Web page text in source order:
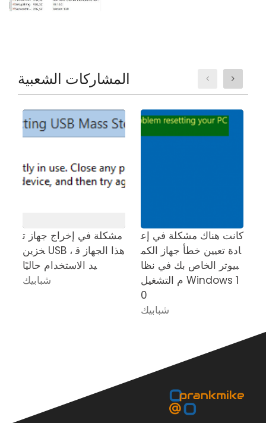
المشاركات الشعبية
مشكلة في إخراج جهاز ت
خزين USB ، هذا الجهاز ق
يد الاستخدام حاليًا
شبابيك
كانت هناك مشكلة في إع
ادة تعيين خطأ جهاز الكم
بيوتر الخاص بك في نظا
م التشغيل Windows 1
0
شبابيك